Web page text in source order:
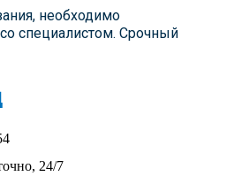
необходимо
специалистом. Срочный
24/7